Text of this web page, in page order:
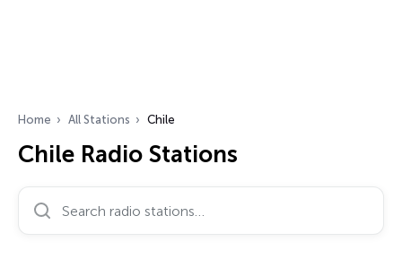
Home All Stations Chile
Chile Radio Stations
Search radio stations…